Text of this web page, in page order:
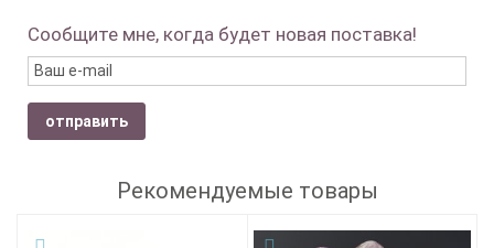
Сообщите мне, когда будет новая поставка!
отправить
Рекомендуемые товары